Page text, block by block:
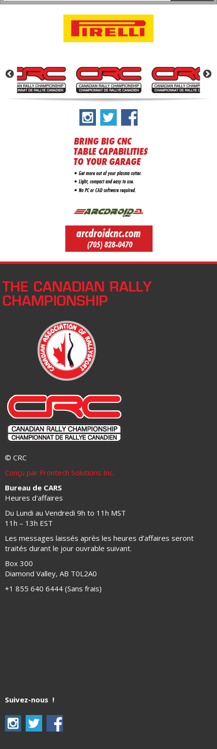
THE CANADIAN RALLY
CHAMPIONSHIP
© CRC
Conçu par Frontech Solutions Inc.
Bureau de CARS
Heures d'affaires
Du Lundi au Vendredi 9h to 11h MST
11h – 13h EST
Les messages laissés après les heures d’affaires seront
traités durant le jour ouvrable suivant.
Box 300
Diamond Valley, AB T0L2A0
+1 855 640 6444 (Sans frais)
Suivez-nous !